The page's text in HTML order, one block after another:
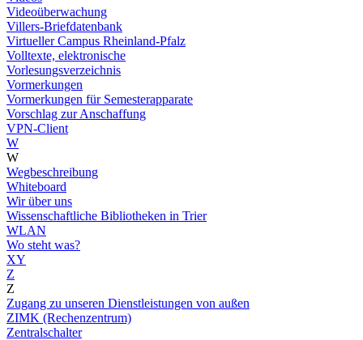
Videoüberwachung
Villers-Briefdatenbank
Virtueller Campus Rheinland-Pfalz
Volltexte, elektronische
Vorlesungsverzeichnis
Vormerkungen
Vormerkungen für Semesterapparate
Vorschlag zur Anschaffung
VPN-Client
W
W
Wegbeschreibung
Whiteboard
Wir über uns
Wissenschaftliche Bibliotheken in Trier
WLAN
Wo steht was?
XY
Z
Z
Zugang zu unseren Dienstleistungen von außen
ZIMK (Rechenzentrum)
Zentralschalter